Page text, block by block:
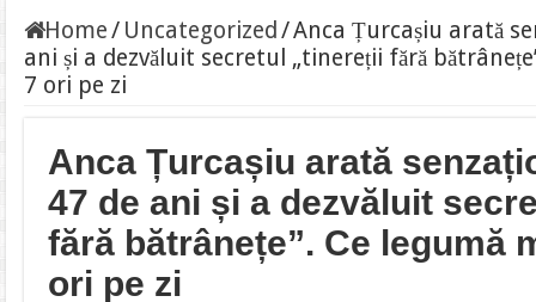
Home/ Uncategorized /Anca Țurcașiu arată
ani și a dezvăluit secretul „tinereții fără
7 ori pe zi
Anca Țurcașiu arată
47 de ani și a dezvăluit
fără bătrânețe”. Ce legumă
ori pe zi